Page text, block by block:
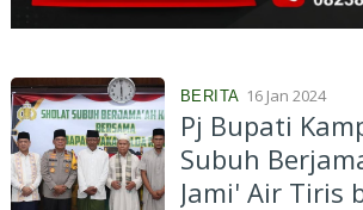
BERITA 16 Jan 2024
Pj Bupati
Subuh
Jami' Air Tiris